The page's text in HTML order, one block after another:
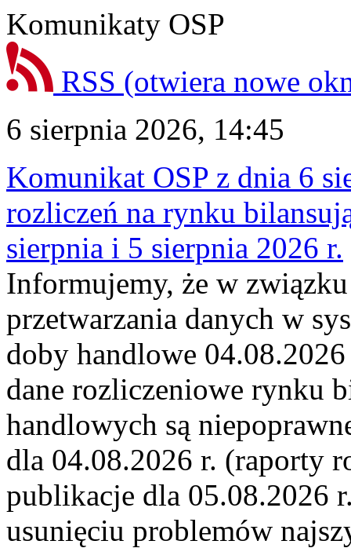
Komunikaty OSP
RSS (otwiera nowe
6 sierpnia 2026, 14:45
Komunikat OSP z dnia 6
rozliczeń na rynku
sierpnia i 5 sierpnia 2026 r.
Informujemy, że w
przetwarzania danych w
doby handlowe
dane rozliczeniowe rynku
handlowych są
dla 04.08.2026 r. (raporty
publikacje dla 05.08.2026
usunięciu problemów